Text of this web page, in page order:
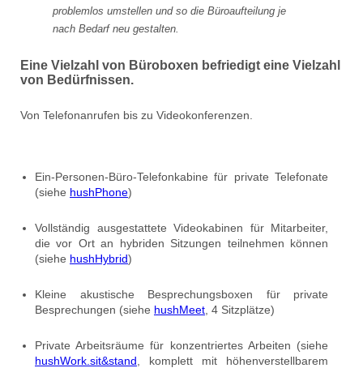
problemlos umstellen und so die Büroaufteilung je
nach Bedarf neu gestalten.
Eine Vielzahl von Büroboxen befriedigt eine Vielzahl
von Bedürfnissen.
Von Telefonanrufen bis zu Videokonferenzen.
Ein-Personen-Büro-Telefonkabine für private Telefonate
(siehe hushPhone)
Vollständig ausgestattete Videokabinen für Mitarbeiter,
die vor Ort an hybriden Sitzungen teilnehmen können
(siehe hushHybrid)
Kleine akustische Besprechungsboxen für private
Besprechungen (siehe hushMeet , 4 Sitzplätze)
Private Arbeitsräume für konzentriertes Arbeiten (siehe
hushWork.sit&stand , komplett mit höhenverstellbarem